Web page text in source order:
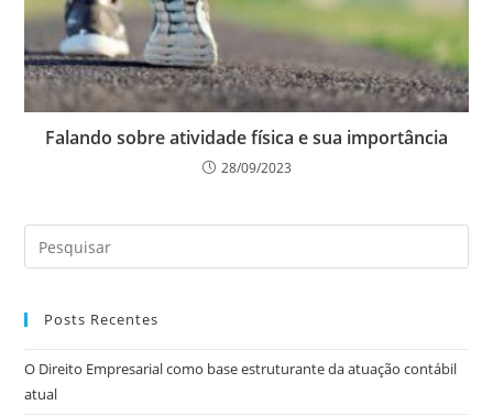
Falando sobre atividade física e sua importância
28/09/2023
Posts Recentes
O Direito Empresarial como base estruturante da atuação contábil
atual